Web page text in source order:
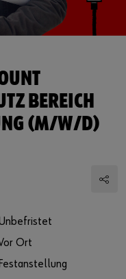
BEREICH
(M/W/D)
Ort
Festanstellung